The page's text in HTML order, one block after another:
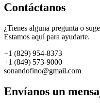
Contáctanos
¿Tienes alguna pregunta o
Estamos aquí para ayudarte.
+1 (829) 954-8373
+1 (849) 573-9000
sonandofino@gmail.com
Envíanos un